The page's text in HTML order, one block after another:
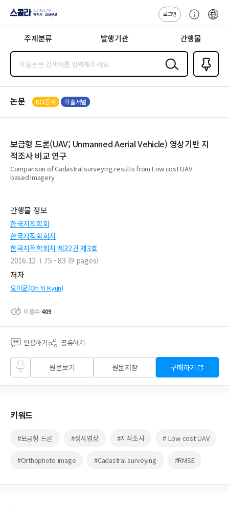
지사·교보문고
로그인
센
주제분류 발행기관 간행물
검색
즐겨찾
기0
논문 KCI등재 학술저널
보급형 드론(UAV; Unmanned Aerial Vehicle) 영상기반 지
적조사 비교 연구
Comparison of Cadastral surveying results from Low cost UAV
based Imagery
간행물 정보
한국지적학회
한국지적학회지
한국지적학회지 제32권 제3호
2016.12
75 - 83 (9 pages)
저자
오이균(Oh Yi Kyun)
이용수409
인용하기 공유하기
즐겨
찾기
원문보기 원문저장 구매하기
키워드
#보급형 드론 #정사영상 #지적조사 # Low cost UAV
#Orthophoto image #Cadastral surveying #RMSE